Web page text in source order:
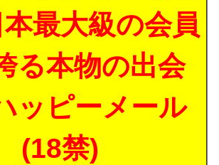
最大級の会員
る本物の出会
ッピーメール
(18禁)